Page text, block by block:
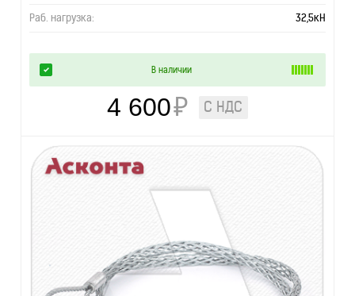
Раб. нагрузка: 32,5кН
В наличии
4 600₽ С НДС